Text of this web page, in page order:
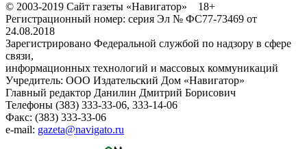
© 2003-2019 Сайт газеты «Навигатор» 18+
Регистрационный номер: серия Эл № ФС77-73469 от
24.08.2018
Зарегистрировано Федеральной службой по надзору в сфере
связи,
информационных технологий и массовых коммуникаций
Учредитель: ООО Издательский Дом «Навигатор»
Главный редактор Данилин Дмитрий Борисович
Телефоны (383) 333-33-06, 333-14-06
Факс: (383) 333-33-06
e-mail: gazeta@navigato.ru